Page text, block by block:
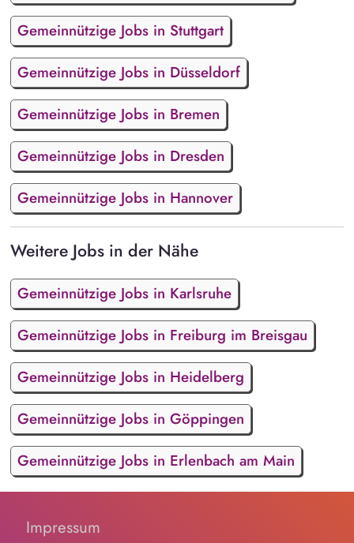
Gemeinnützige Jobs in Stuttgart
Gemeinnützige Jobs in Düsseldorf
Gemeinnützige Jobs in Bremen
Gemeinnützige Jobs in Dresden
Gemeinnützige Jobs in Hannover
Weitere Jobs in der Nähe
Gemeinnützige Jobs in Karlsruhe
Gemeinnützige Jobs in Freiburg im Breisgau
Gemeinnützige Jobs in Heidelberg
Gemeinnützige Jobs in Göppingen
Gemeinnützige Jobs in Erlenbach am Main
Impressum